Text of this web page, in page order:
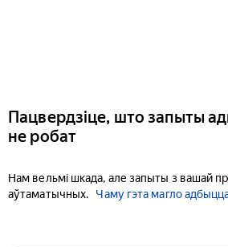
Пацвердзіце, што запыты
не робат
Нам вельмі шкада, але запыты з вашай
аўтаматычных.
Чаму гэта магло